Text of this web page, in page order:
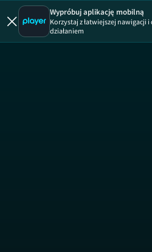
Wypróbuj aplikację mobilną
Korzystaj z łatwiejszej nawigacji i
działaniem